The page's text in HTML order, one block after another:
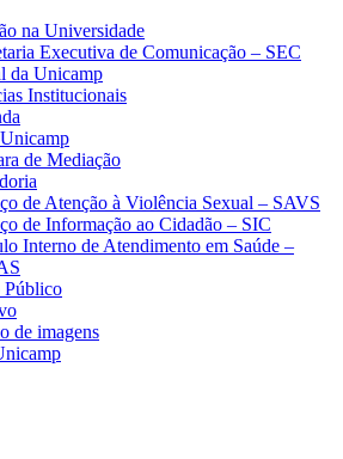
na Universidade
Executiva de Comunicação – SEC
da Unicamp
Institucionais
de Mediação
de Atenção à Violência Sexual – SAVS
de Informação ao Cidadão – SIC
Interno de Atendimento em Saúde –
Público
de imagens